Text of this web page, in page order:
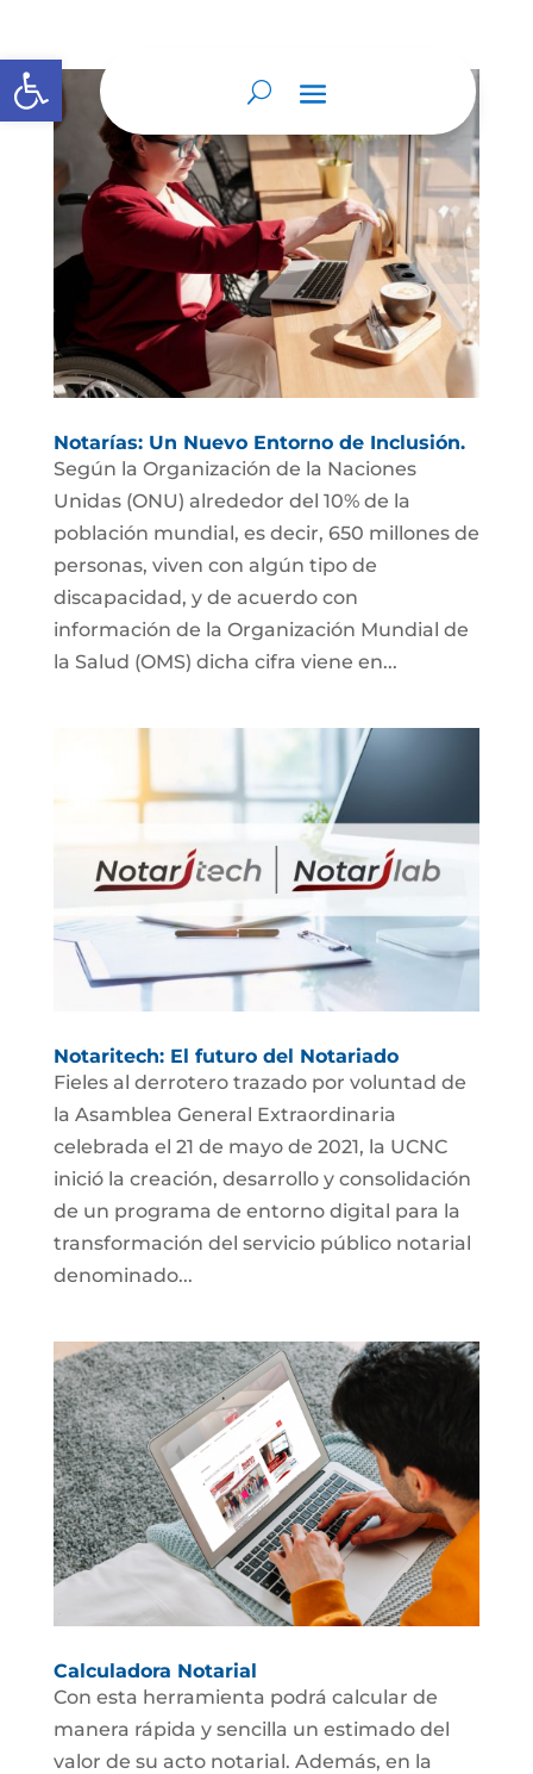
Abrir barra de herramientas
Notarías: Un Nuevo Entorno de Inclusión.
Según la Organización de la Naciones
Unidas (ONU) alrededor del 10% de la
población mundial, es decir, 650 millones de
personas, viven con algún tipo de
discapacidad, y de acuerdo con
información de la Organización Mundial de
la Salud (OMS) dicha cifra viene en...
Notaritech: El futuro del Notariado
Fieles al derrotero trazado por voluntad de
la Asamblea General Extraordinaria
celebrada el 21 de mayo de 2021, la UCNC
inició la creación, desarrollo y consolidación
de un programa de entorno digital para la
transformación del servicio público notarial
denominado...
Calculadora Notarial
Con esta herramienta podrá calcular de
manera rápida y sencilla un estimado del
valor de su acto notarial. Además, en la